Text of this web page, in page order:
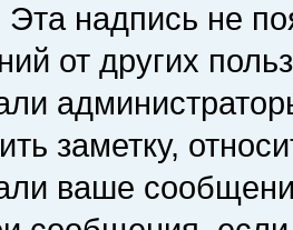
надпись не
от других
заметку,
ваше